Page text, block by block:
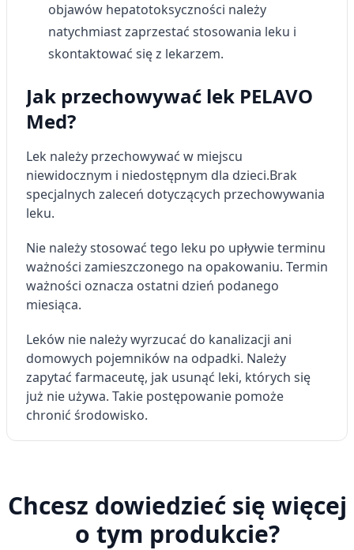
objawów hepatotoksyczności należy
natychmiast zaprzestać stosowania leku i
skontaktować się z lekarzem.
Jak przechowywać lek PELAVO
Med?
Lek należy przechowywać w miejscu
niewidocznym i niedostępnym dla dzieci.Brak
specjalnych zaleceń dotyczących przechowywania
leku.
Nie należy stosować tego leku po upływie terminu
ważności zamieszczonego na opakowaniu. Termin
ważności oznacza ostatni dzień podanego
miesiąca.
Leków nie należy wyrzucać do kanalizacji ani
domowych pojemników na odpadki. Należy
zapytać farmaceutę, jak usunąć leki, których się
już nie używa. Takie postępowanie pomoże
chronić środowisko.
Chcesz dowiedzieć się więcej
o tym produkcie?